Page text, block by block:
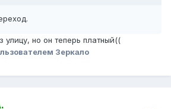
но он теперь платный((
Зеркало